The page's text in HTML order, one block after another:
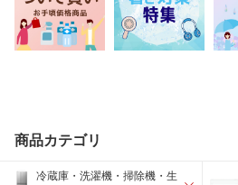
商品カテゴリ
冷蔵庫・洗濯機・掃除機・生